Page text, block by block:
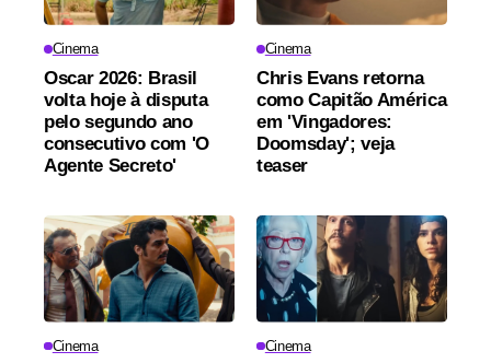
Cinema
Oscar 2026: Brasil
volta hoje à disputa
pelo segundo ano
consecutivo com 'O
Agente Secreto'
Cinema
Chris Evans retorna
como Capitão América
em 'Vingadores:
Doomsday'; veja
teaser
Cinema Cinema